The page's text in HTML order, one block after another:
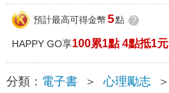
預計最高可得金幣 5點 ?
HAPPY GO享100累1點 4點抵1元
分類： 電子書 ＞ 心理勵志 ＞